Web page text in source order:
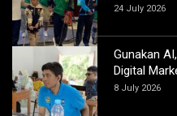
24 July 2026
Gunakan
Digital
8 July 2026